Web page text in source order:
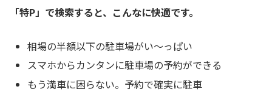
「特P」で検索すると、こんなに快適です。
相場の半額以下の駐車場がい〜っぱい
スマホからカンタンに駐車場の予約ができる
もう満車に困らない。予約で確実に駐車